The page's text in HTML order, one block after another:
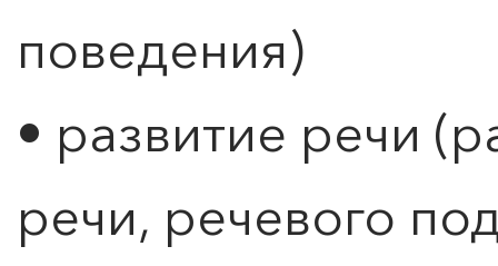
поведения)
• развитие речи
речи, речевого